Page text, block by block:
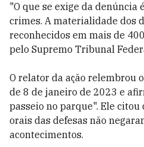
"O que se exige da denúncia
crimes. A materialidade dos
reconhecidos em mais de
pelo Supremo Tribunal
O relator da ação relembrou
de 8 de janeiro de 2023 e
passeio no parque". Ele citou
orais das defesas não
acontecimentos.